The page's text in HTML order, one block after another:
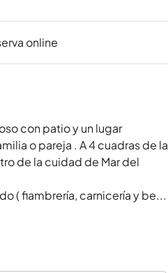
online
con patio y un lugar
o pareja . A 4 cuadras de la
de la cuidad de Mar del
( fiambrería, carnicería y be...